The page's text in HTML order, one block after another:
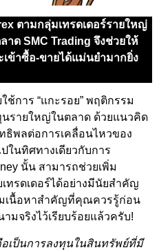
ตามกลุ่มเทรดเดอร์รายใหญ่
ด SMC Trading จึงช่วยให้
ข้าซื้อ-ขายได้แม่นยำมากยิ่ง
ช้การ “แกะรอย” พฤติกรรม
รายใหญ่ในตลาด ด้วยแนวคิด
พลต่อการเคลื่อนไหวของ
ในทิศทางเดียวกับการ
นั้น สามารถช่วยเพิ่ม
ทรดเดอร์ได้อย่างมีนัยสำคัญ
เนื้อหาสำคัญที่คุณควรรู้ก่อน
มจริงไว้เรียบร้อยแล้วครับ!
อเป็นการลงทุนในสินทรัพย์ที่มี